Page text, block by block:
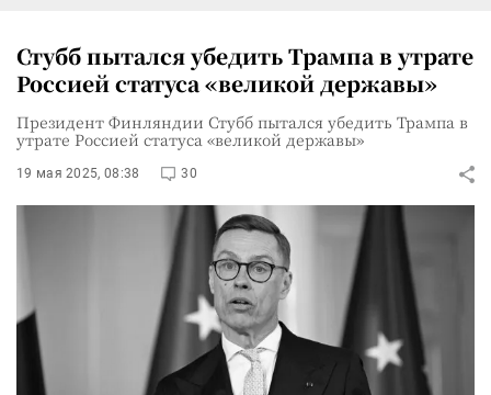
Стубб пытался убедить Трампа в утрате
Россией статуса «великой державы»
Президент Финляндии Стубб пытался убедить Трампа в
утрате Россией статуса «великой державы»
19 мая 2025, 08:38 30